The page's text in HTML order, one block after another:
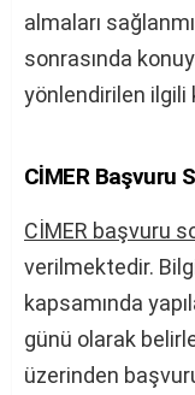
almaları
sonrasında
yönlendirilen ilgili
CİMER Başvuru
CİMER başvuru
verilmektedir.
kapsamında
günü olarak
üzerinden